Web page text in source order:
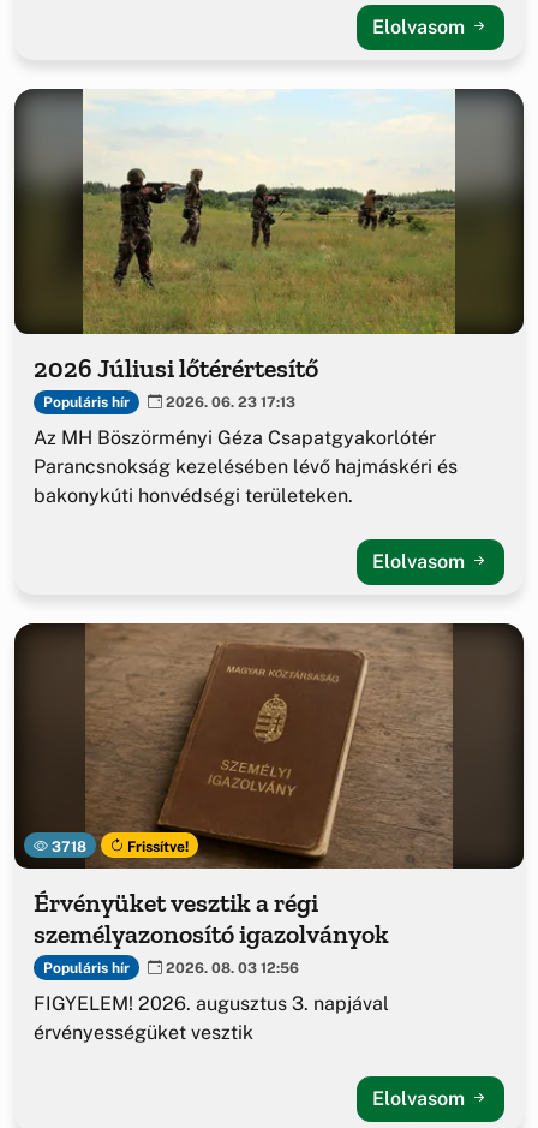
Elolvasom
2026 Júliusi lőtérértesítő
Populáris hír 2026. 06. 23 17:13
Az MH Böszörményi Géza Csapatgyakorlótér
Parancsnokság kezelésében lévő hajmáskéri és
bakonykúti honvédségi területeken.
Elolvasom
3718 Frissítve!
Érvényüket vesztik a régi
személyazonosító igazolványok
Populáris hír 2026. 08. 03 12:56
FIGYELEM! 2026. augusztus 3. napjával
érvényességüket vesztik
Elolvasom